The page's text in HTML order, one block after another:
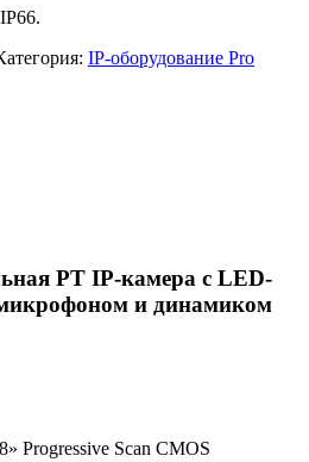
IP-оборудование Pro
PT IP-камера с LED-
и динамиком
Progressive Scan CMOS